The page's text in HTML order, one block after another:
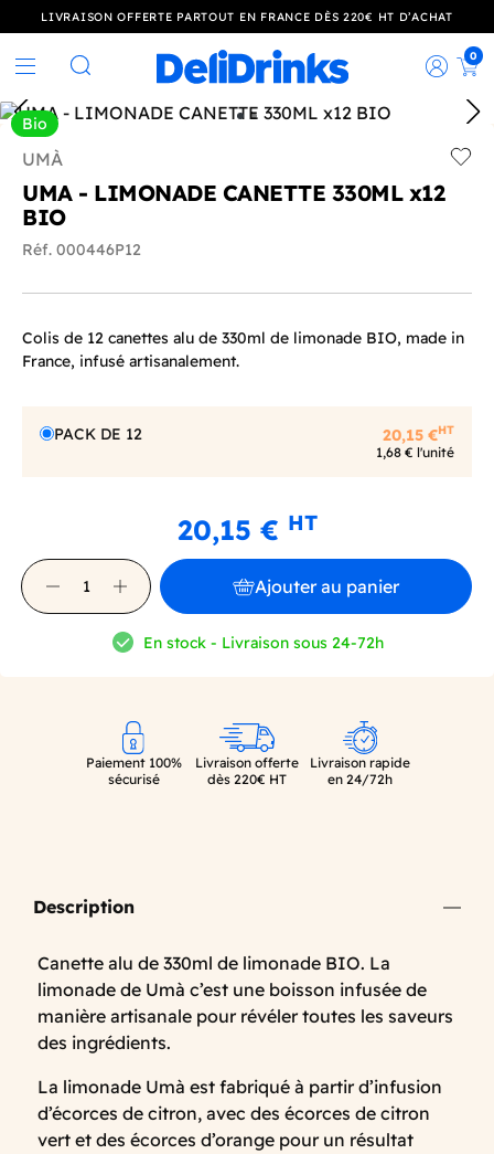
LIVRAISON OFFERTE PARTOUT EN FRANCE DÈS 220€ HT D’ACHAT
Rechercher
0
Bio
UMÀ
UMA - LIMONADE CANETTE 330ML x12
BIO
Réf. 000446P12
Colis de 12 canettes alu de 330ml de limonade BIO, made in
France, infusé artisanalement.
PACK DE 12 20,15 €HT
1,68 € l'unité
20,15 € HT
Ajouter au panier
En stock - Livraison sous 24-72h
Paiement 100%
sécurisé
Livraison offerte
dès 220€ HT
Livraison rapide
en 24/72h
Description
Canette alu de 330ml de limonade BIO. La
limonade de Umà c’est une boisson infusée de
manière artisanale pour révéler toutes les saveurs
des ingrédients.
La limonade Umà est fabriqué à partir d’infusion
d’écorces de citron, avec des écorces de citron
vert et des écorces d’orange pour un résultat